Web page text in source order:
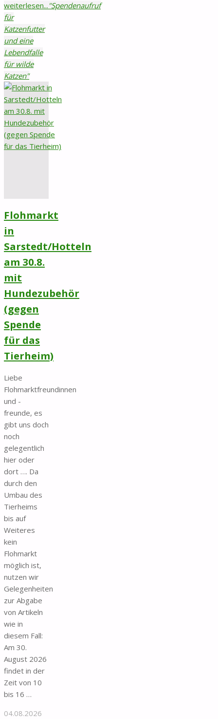
weiterlesen... "Spendenaufruf
für
Katzenfutter
und eine
Lebendfalle
für wilde
Katzen"
Flohmarkt
in
Sarstedt/Hotteln
am 30.8.
mit
Hundezubehör
(gegen
Spende
für das
Tierheim)
Liebe
Flohmarktfreundinnen
und -
freunde, es
gibt uns doch
noch
gelegentlich
hier oder
dort …. Da
durch den
Umbau des
Tierheims
bis auf
Weiteres
kein
Flohmarkt
möglich ist,
nutzen wir
Gelegenheiten
zur Abgabe
von Artikeln
wie in
diesem Fall:
Am 30.
August 2026
findet in der
Zeit von 10
bis 16 …
04.08.2026